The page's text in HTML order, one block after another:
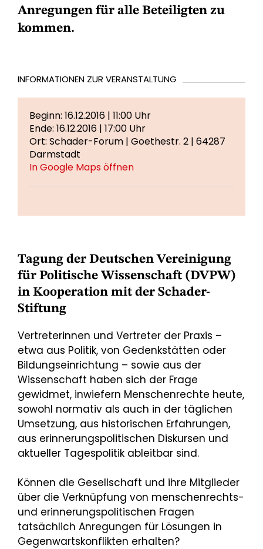
Anregungen für alle Beteiligten zu
kommen.
INFORMATIONEN ZUR VERANSTALTUNG
Beginn: 16.12.2016 | 11:00 Uhr
Ende: 16.12.2016 | 17:00 Uhr
Ort: Schader-Forum | Goethestr. 2 | 64287
Darmstadt
In Google Maps öffnen
Tagung der Deutschen Vereinigung
für Politische Wissenschaft (DVPW)
in Kooperation mit der Schader-
Stiftung
Vertreterinnen und Vertreter der Praxis –
etwa aus Politik, von Gedenkstätten oder
Bildungseinrichtung – sowie aus der
Wissenschaft haben sich der Frage
gewidmet, inwiefern Menschenrechte heute,
sowohl normativ als auch in der täglichen
Umsetzung, aus historischen Erfahrungen,
aus erinnerungspolitischen Diskursen und
aktueller Tagespolitik ableitbar sind.
Können die Gesellschaft und ihre Mitglieder
über die Verknüpfung von menschenrechts-
und erinnerungspolitischen Fragen
tatsächlich Anregungen für Lösungen in
Gegenwartskonflikten erhalten?